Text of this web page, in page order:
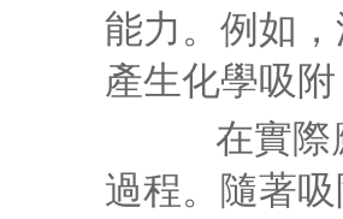
能力。例如
產生化學吸
在實際應
過程。隨著